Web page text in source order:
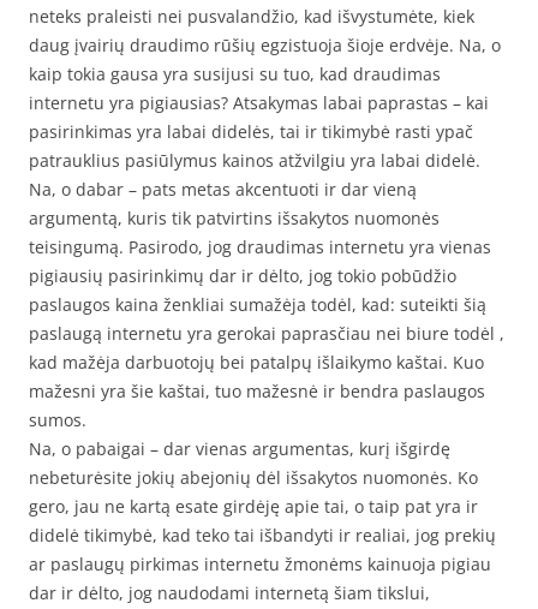
neteks praleisti nei pusvalandžio, kad išvystumėte, kiek
daug įvairių draudimo rūšių egzistuoja šioje erdvėje. Na, o
kaip tokia gausa yra susijusi su tuo, kad draudimas
internetu yra pigiausias? Atsakymas labai paprastas – kai
pasirinkimas yra labai didelės, tai ir tikimybė rasti ypač
patrauklius pasiūlymus kainos atžvilgiu yra labai didelė.
Na, o dabar – pats metas akcentuoti ir dar vieną
argumentą, kuris tik patvirtins išsakytos nuomonės
teisingumą. Pasirodo, jog draudimas internetu yra vienas
pigiausių pasirinkimų dar ir dėlto, jog tokio pobūdžio
paslaugos kaina ženkliai sumažėja todėl, kad: suteikti šią
paslaugą internetu yra gerokai paprasčiau nei biure todėl ,
kad mažėja darbuotojų bei patalpų išlaikymo kaštai. Kuo
mažesni yra šie kaštai, tuo mažesnė ir bendra paslaugos
sumos.
Na, o pabaigai – dar vienas argumentas, kurį išgirdę
nebeturėsite jokių abejonių dėl išsakytos nuomonės. Ko
gero, jau ne kartą esate girdėję apie tai, o taip pat yra ir
didelė tikimybė, kad teko tai išbandyti ir realiai, jog prekių
ar paslaugų pirkimas internetu žmonėms kainuoja pigiau
dar ir dėlto, jog naudodami internetą šiam tikslui,